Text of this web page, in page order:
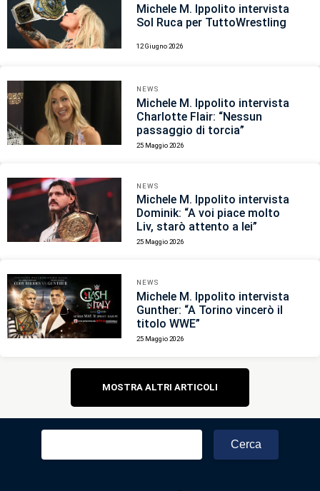
Michele M. Ippolito intervista
Sol Ruca per TuttoWrestling
12 Giugno 2026
NEWS
Michele M. Ippolito intervista
Charlotte Flair: “Nessun
passaggio di torcia”
25 Maggio 2026
NEWS
Michele M. Ippolito intervista
Dominik: “A voi piace molto
Liv, starò attento a lei”
25 Maggio 2026
NEWS
Michele M. Ippolito intervista
Gunther: “A Torino vincerò il
titolo WWE”
25 Maggio 2026
Navigazione
articoli
MOSTRA ALTRI ARTICOLI